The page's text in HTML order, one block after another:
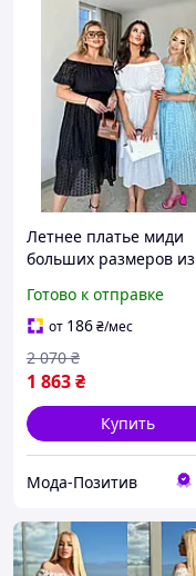
Летнее платье миди
больших размеров из
юбкой
Готово к отправке
от 186₴/мес
1 863₴
2 070 ₴
Купить
Мода-Позитив